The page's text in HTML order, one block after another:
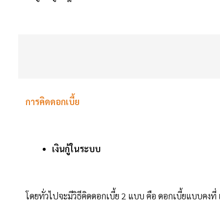
การคิดดอกเบี้ย
เงินกู้ในระบบ
โดยทั่วไปจะมีวิธีคิดดอกเบี้ย 2 แบบ คือ ดอกเบี้ยแบบคง